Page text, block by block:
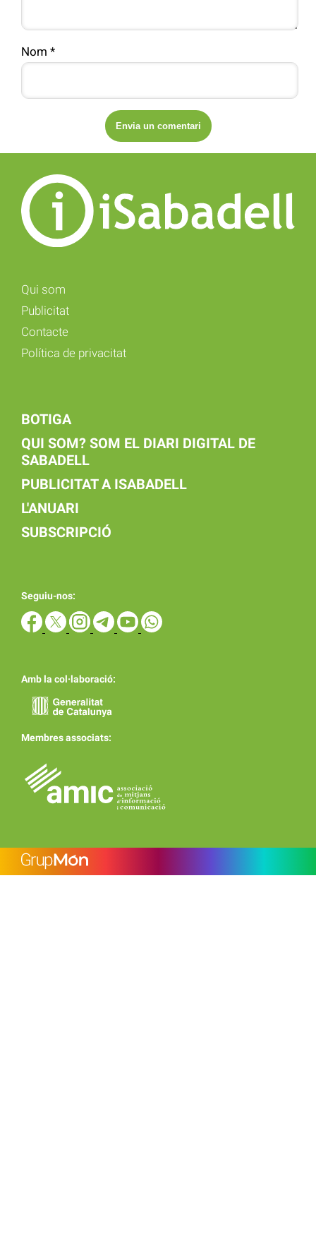
Nom *
Qui som
Publicitat
Contacte
Política de privacitat
BOTIGA
QUI SOM? SOM EL DIARI DIGITAL DE
SABADELL
PUBLICITAT A ISABADELL
L'ANUARI
SUBSCRIPCIÓ
Seguiu-nos:
Amb la col·laboració:
Membres associats: